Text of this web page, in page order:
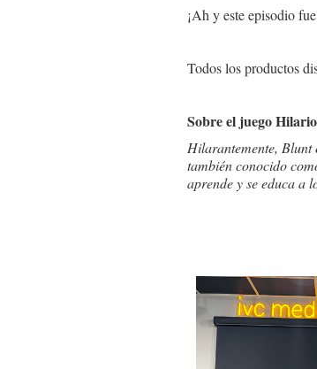
¡Ah y este episodio
Todos los productos
Sobre el juego
Hilarantemente, Blunt
también conocido
aprende y se educa a